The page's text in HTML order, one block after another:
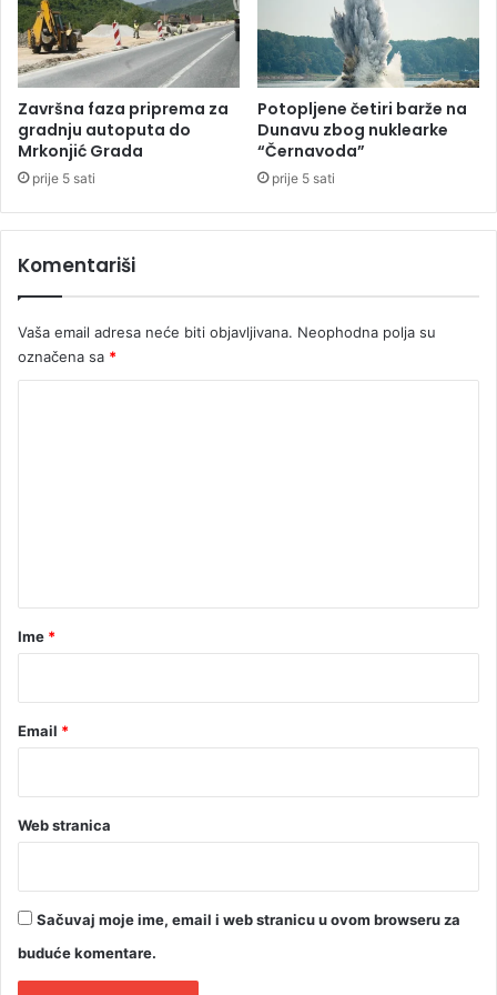
t
a
i
s
p
a
s
a
s
m
j
e
n
a
t
r
n
r
Završna faza priprema za
gradnju autoputa do
Mrkonjić Grada
prije 5 sati
Potopljene četiri barže na
Dunavu zbog nuklearke
“Černavoda”
prije 5 sati
Komentariši
Vaša email adresa neće biti objavljivana. Neophodna polja su
označena sa *
rIme *
Email *
Web stranica
Sačuvaj moje ime, email i web stranicu u ovom browseru za
buduće komentare.